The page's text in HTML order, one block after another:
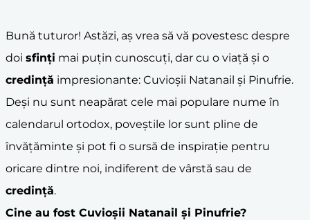
Bună tuturor! Astăzi, aș vrea să vă povestesc despre
doi sfinți mai puțin cunoscuți, dar cu o viață și o
credință impresionante: Cuvioșii Natanail și Pinufrie.
Deși nu sunt neapărat cele mai populare nume în
calendarul ortodox, poveștile lor sunt pline de
învățăminte și pot fi o sursă de inspirație pentru
oricare dintre noi, indiferent de vârstă sau de
credință.
Cine au fost Cuvioșii Natanail și Pinufrie?